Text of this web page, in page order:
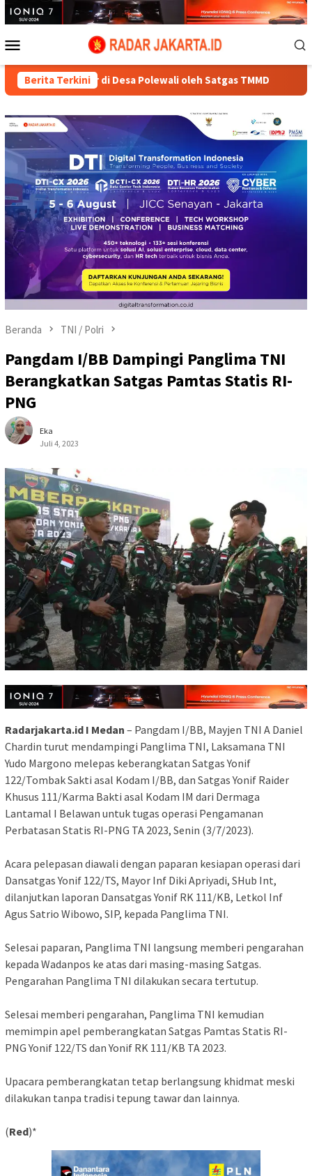
Loncat
ke
Mobile
Berita Terkini
di Desa Polewali oleh Satgas TMMD Pembangunan
Beranda TNI / Polri
Pangdam I/BB Dampingi Panglima TNI
Berangkatkan Satgas Pamtas Statis RI-
PNG
Eka
Juli 4, 2023
Radarjakarta.id I Medan – Pangdam I/BB, Mayjen TNI A Daniel
Chardin turut mendampingi Panglima TNI, Laksamana TNI
Yudo Margono melepas keberangkatan Satgas Yonif
122/Tombak Sakti asal Kodam I/BB, dan Satgas Yonif Raider
Khusus 111/Karma Bakti asal Kodam IM dari Dermaga
Lantamal I Belawan untuk tugas operasi Pengamanan
Perbatasan Statis RI-PNG TA 2023, Senin (3/7/2023).
Acara pelepasan diawali dengan paparan kesiapan operasi dari
Dansatgas Yonif 122/TS, Mayor Inf Diki Apriyadi, SHub Int,
dilanjutkan laporan Dansatgas Yonif RK 111/KB, Letkol Inf
Agus Satrio Wibowo, SIP, kepada Panglima TNI.
Selesai paparan, Panglima TNI langsung memberi pengarahan
kepada Wadanpos ke atas dari masing-masing Satgas.
Pengarahan Panglima TNI dilakukan secara tertutup.
Selesai memberi pengarahan, Panglima TNI kemudian
memimpin apel pemberangkatan Satgas Pamtas Statis RI-
PNG Yonif 122/TS dan Yonif RK 111/KB TA 2023.
Upacara pemberangkatan tetap berlangsung khidmat meski
dilakukan tanpa tradisi tepung tawar dan lainnya.
(Red)*